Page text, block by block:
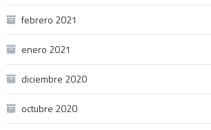
febrero 2021
enero 2021
diciembre 2020
octubre 2020